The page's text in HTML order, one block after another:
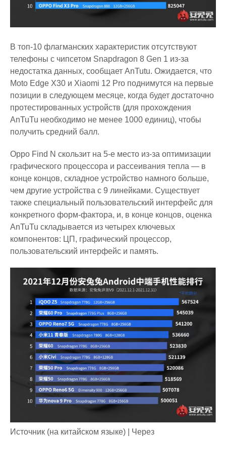
В топ-10 флагманских характеристик отсутствуют
телефоны с чипсетом Snapdragon 8 Gen 1 из-за
недостатка данных, сообщает AnTutu. Ожидается, что
Moto Edge X30 и Xiaomi 12 Pro поднимутся на первые
позиции в следующем месяце, когда будет достаточно
протестированных устройств (для прохождения
AnTuTu необходимо не менее 1000 единиц), чтобы
получить средний балл.
Oppo Find N скользит на 5-е место из-за оптимизации
графического процессора и рассеивания тепла — в
конце концов, складное устройство намного больше,
чем другие устройства с 9 линейками. Существует
также специальный пользовательский интерфейс для
конкретного форм-фактора, и, в конце концов, оценка
AnTuTu складывается из четырех ключевых
компонентов: ЦП, графический процессор,
пользовательский интерфейс и память.
Источник (на китайском языке) | Через